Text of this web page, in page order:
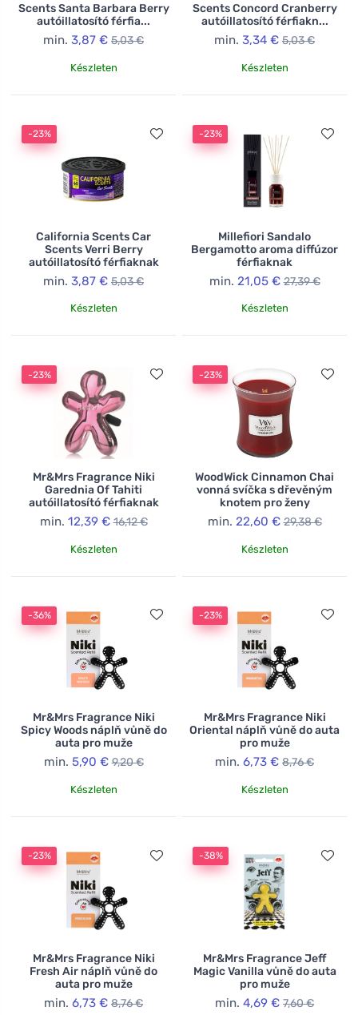
Scents Santa Barbara Berry
autóillatosító férfia...
min. 3,87 € 5,03 €
Készleten
Scents Concord Cranberry
autóillatosító férfiakn...
min. 3,34 € 5,03 €
Készleten
-23%
California Scents Car
Scents Verri Berry
autóillatosító férfiaknak
min. 3,87 € 5,03 €
Készleten
-23%
Millefiori Sandalo
Bergamotto aroma diffúzor
férfiaknak
min. 21,05 € 27,39 €
Készleten
-23%
Mr&Mrs Fragrance Niki
Garednia Of Tahiti
autóillatosító férfiaknak
min. 12,39 € 16,12 €
Készleten
-23%
WoodWick Cinnamon Chai
vonná svíčka s dřevěným
knotem pro ženy
min. 22,60 € 29,38 €
Készleten
-36%
Mr&Mrs Fragrance Niki
Spicy Woods náplň vůně do
auta pro muže
min. 5,90 € 9,20 €
Készleten
-23%
Mr&Mrs Fragrance Niki
Oriental náplň vůně do auta
pro muže
min. 6,73 € 8,76 €
Készleten
-23%
Mr&Mrs Fragrance Niki
Fresh Air náplň vůně do
auta pro muže
min. 6,73 € 8,76 €
-38%
Mr&Mrs Fragrance Jeff
Magic Vanilla vůně do auta
pro muže
min. 4,69 € 7,60 €